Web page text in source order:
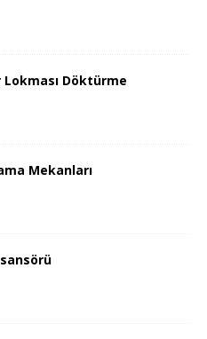
Lokması Döktürme
Mekanları